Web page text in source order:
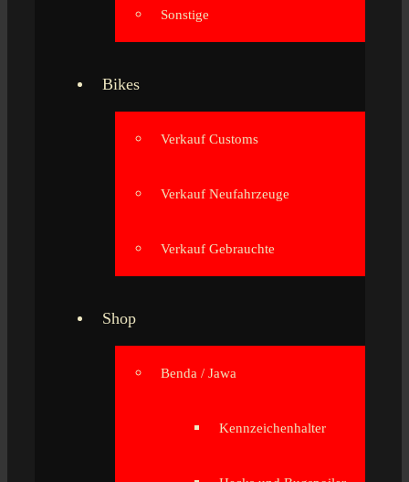
Sonstige
Bikes
Verkauf Customs
Verkauf Neufahrzeuge
Verkauf Gebrauchte
Shop
Benda / Jawa
Kennzeichenhalter